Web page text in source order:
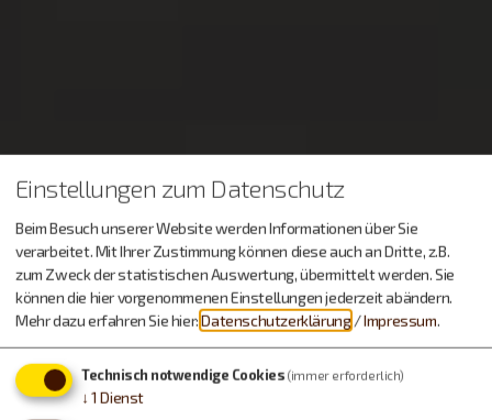
Einstellungen zum Datenschutz
Beim Besuch unserer Website werden Informationen über Sie
verarbeitet. Mit Ihrer Zustimmung können diese auch an Dritte, z.B.
zum Zweck der statistischen Auswertung, übermittelt werden. Sie
können die hier vorgenommenen Einstellungen jederzeit abändern.
Mehr dazu erfahren Sie hier:Datenschutzerklärung /Impressum.
Technisch notwendige Cookies (immer erforderlich)
↓ 1 Dienst